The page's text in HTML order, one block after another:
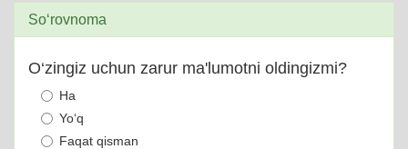
So‘rovnoma
O‘zingiz uchun zarur ma'lumotni oldingizmi?
Ha
Yo‘q
Faqat qisman